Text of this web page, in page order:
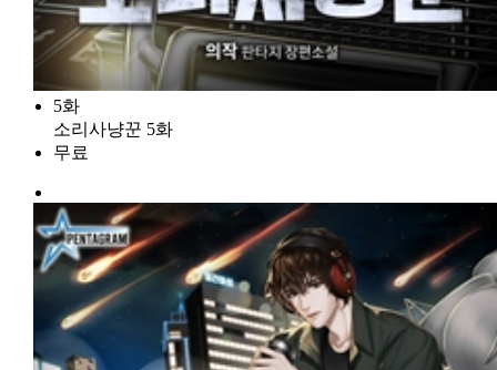
5화
소리사냥꾼 5화
무료